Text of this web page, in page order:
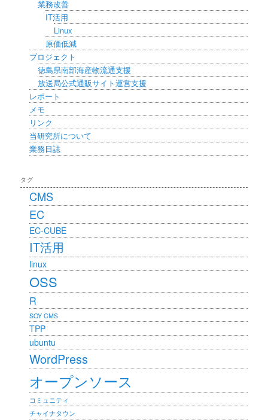
業務改善
IT活用
Linux
原価低減
プロジェクト
徳島県南部海産物流通支援
放送局公式通販サイト運営支援
レポート
メモ
リンク
当研究所について
業務日誌
タグ
CMS
EC
EC-CUBE
IT活用
linux
OSS
R
SOY CMS
TPP
ubuntu
WordPress
オープンソース
コミュニティ
チャイナタウン